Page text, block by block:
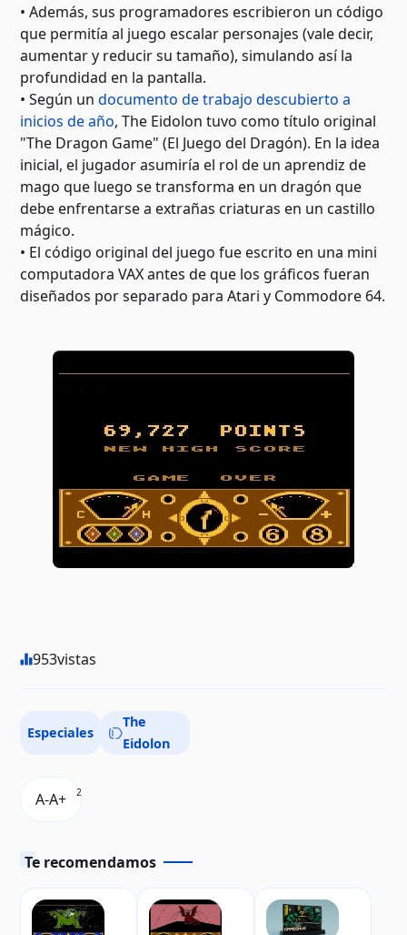
• Además, sus programadores escribieron un código
que permitía al juego escalar personajes (vale decir,
aumentar y reducir su tamaño), simulando así la
profundidad en la pantalla.
• Según undocumento de trabajo descubierto a
inicios de año, The Eidolon tuvo como título original
"The Dragon Game" (El Juego del Dragón). En la idea
inicial, el jugador asumiría el rol de un aprendiz de
mago que luego se transforma en un dragón que
debe enfrentarse a extrañas criaturas en un castillo
mágico.
• El código original del juego fue escrito en una mini
computadora VAX antes de que los gráficos fueran
diseñados por separado para Atari y Commodore 64.
953vistas
Especiales
The
Eidolon
2
Te recomendamos